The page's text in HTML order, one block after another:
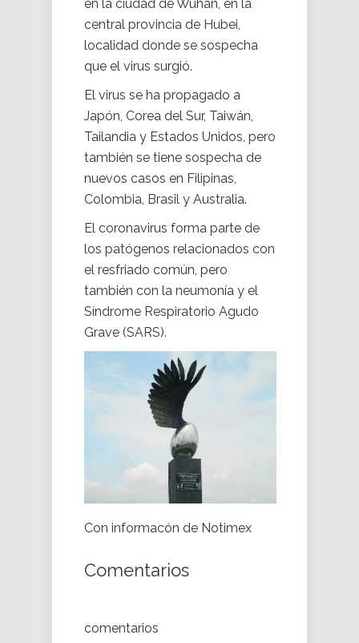
en la ciudad de Wuhan, en la
central provincia de Hubei,
localidad donde se sospecha
que el virus surgió.
El virus se ha propagado a
Japón, Corea del Sur, Taiwán,
Tailandia y Estados Unidos, pero
también se tiene sospecha de
nuevos casos en Filipinas,
Colombia, Brasil y Australia.
El coronavirus forma parte de
los patógenos relacionados con
el resfriado común, pero
también con la neumonía y el
Síndrome Respiratorio Agudo
Grave (SARS).
Con informacón de Notimex
Comentarios
comentarios